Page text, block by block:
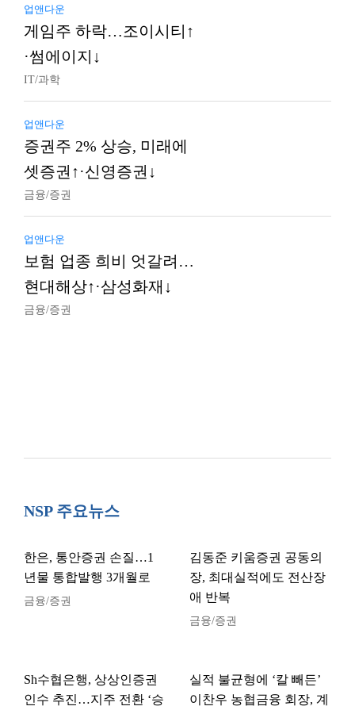
업앤다운
게임주 하락…조이시티↑
·썸에이지↓
IT/과학
업앤다운
증권주 2% 상승, 미래에
셋증권↑·신영증권↓
금융/증권
업앤다운
보험 업종 희비 엇갈려…
현대해상↑·삼성화재↓
금융/증권
NSP 주요뉴스
한은, 통안증권 손질…1
년물 통합발행 3개월로
금융/증권
김동준 키움증권 공동의
장, 최대실적에도 전산장
애 반복
금융/증권
Sh수협은행, 상상인증권
인수 추진…지주 전환 ‘승
실적 불균형에 ‘칼 빼든’
이찬우 농협금융 회장, 계